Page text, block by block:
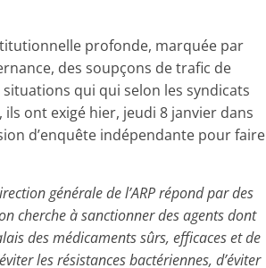
profonde, marquée par
des soupçons de trafic de
qui qui selon les syndicats
ont exigé hier, jeudi 8 janvier dans
d’enquête indépendante pour faire
générale de l’ARP répond par des
cherche à sanctionner des agents dont
des médicaments sûrs, efficaces et de
les résistances bactériennes, d’éviter